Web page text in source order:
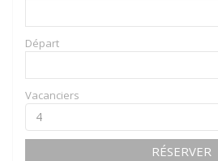
Départ
Vacanciers
RÉSERVER